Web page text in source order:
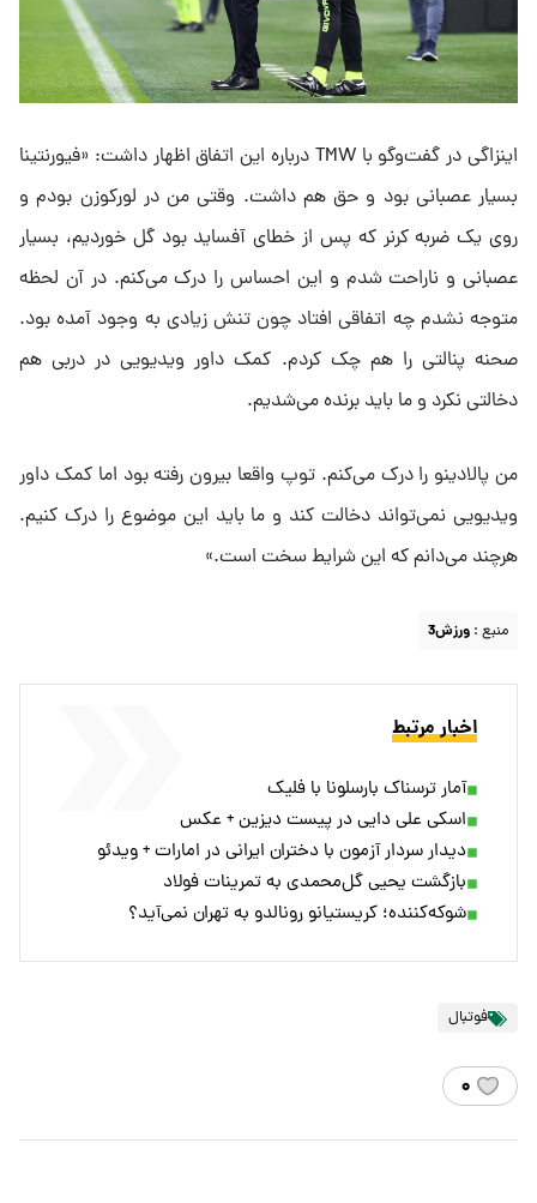
اینزاگی در گفت‌وگو با TMW درباره این اتفاق اظهار داشت: «فیورنتینا
بسیار عصبانی بود و حق هم داشت. وقتی من در لورکوزن بودم و
روی یک ضربه کرنر که پس از خطای آفساید بود گل خوردیم، بسیار
عصبانی و ناراحت شدم و این احساس را درک می‌کنم. در آن لحظه
متوجه نشدم چه اتفاقی افتاد چون تنش زیادی به وجود آمده بود.
صحنه پنالتی را هم چک کردم. کمک داور ویدیویی در دربی هم
دخالتی نکرد و ما باید برنده می‌شدیم.
من پالادینو را درک می‌کنم. توپ واقعا بیرون رفته بود اما کمک داور
ویدیویی نمی‌تواند دخالت کند و ما باید این موضوع را درک کنیم.
هرچند می‌دانم که این شرایط سخت است.»
منبع : ورزش3
اخبار مرتبط
آمار ترسناک بارسلونا با فلیک
اسکی علی دایی در پیست دیزین + عکس
دیدار سردار آزمون با دختران ایرانی در امارات + ویدئو
بازگشت یحیی گل‌محمدی به تمرینات فولاد
شوکه‌کننده؛ کریستیانو رونالدو به تهران نمی‌آید؟
فوتبال
۰